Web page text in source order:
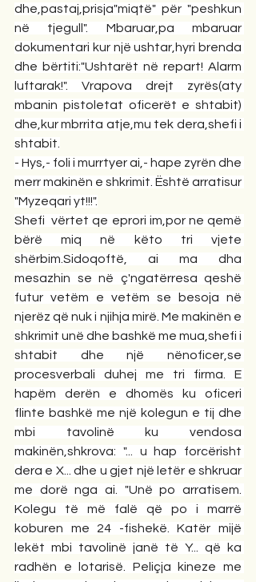
dhe,pastaj,prisja"miqtë" për "peshkun
në tjegull". Mbaruar,pa mbaruar
dokumentari kur një ushtar,hyri brenda
dhe bërtiti:"Ushtarët në repart! Alarm
luftarak!". Vrapova drejt zyrës(aty
mbanin pistoletat oficerët e shtabit)
dhe,kur mbrrita atje,mu tek dera,shefi i
shtabit.
- Hys,- foli i murrtyer ai,- hape zyrën dhe
merr makinën e shkrimit. Është arratisur
"Myzeqari yt!!!".
Shefi  vërtet qe eprori im,por ne qemë
bërë miq në këto tri vjete
shërbim.Sidoqoftë, ai ma dha
mesazhin se në ç'ngatërresa qeshë
futur vetëm e vetëm se besoja në
njerëz që nuk i njihja mirë. Me makinën e
shkrimit unë dhe bashkë me mua,shefi i
shtabit dhe një nënoficer,se
procesverbali duhej me tri firma. E
hapëm derën e dhomës ku oficeri
flinte bashkë me një kolegun e tij dhe
mbi tavolinë ku vendosa
makinën,shkrova: "... u hap forcërisht
dera e X... dhe u gjet një letër e shkruar
me dorë nga ai. "Unë po arratisem.
Kolegu të më falë që po i marrë
koburen me 24 -fishekë. Katër mijë
lekët mbi tavolinë janë të Y... që ka
radhën e lotarisë. Peliçja kineze me